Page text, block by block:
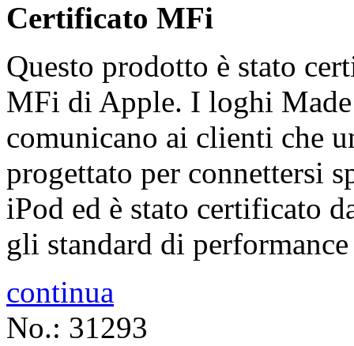
Certificato MFi
Questo prodotto è stato
MFi di Apple. I loghi
comunicano ai clienti che
progettato per connettersi
iPod ed è stato certificato
gli standard di
continua
No.: 31293